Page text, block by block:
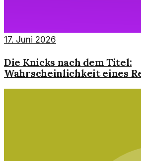
17. Juni 2026
Die Knicks nach dem Titel:
Wahrscheinlichkeit eines